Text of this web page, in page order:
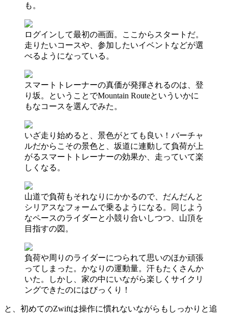
も。
ログインして最初の画面。ここからスタートだ。
走りたいコースや、参加したいイベントなどが選
べるようになっている。
スマートトレーナーの真価が発揮されるのは、登
り坂。ということでMountain Routeといういかに
もなコースを選んでみた。
いざ走り始めると、景色がとても良い！バーチャ
ルだからこその景色と、坂道に連動して負荷が上
がるスマートトレーナーの効果か、走っていて楽
しくなる。
山道で負荷もそれなりにかかるので、だんだんと
シリアスなフォームで乗るようになる。同じよう
なペースのライダーと小競り合いしつつ、山頂を
目指すの図。
負荷や周りのライダーにつられて思いのほか頑張
ってしまった。かなりの運動量。汗もたくさんか
いた。しかし、家の中にいながら楽しくサイクリ
ングできたのにはびっくり！
と、初めてのZwiftは操作に慣れないながらもしっかりと追